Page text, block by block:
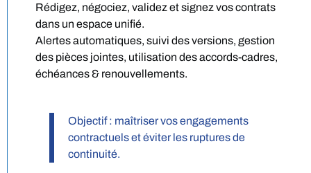
Rédigez, négociez, validez et signez vos contrats
dans un espace unifié.
Alertes automatiques, suivi des versions, gestion
des pièces jointes, utilisation des accords-cadres,
échéances & renouvellements.
Objectif : maîtriser vos engagements
contractuels et éviter les ruptures de
continuité.